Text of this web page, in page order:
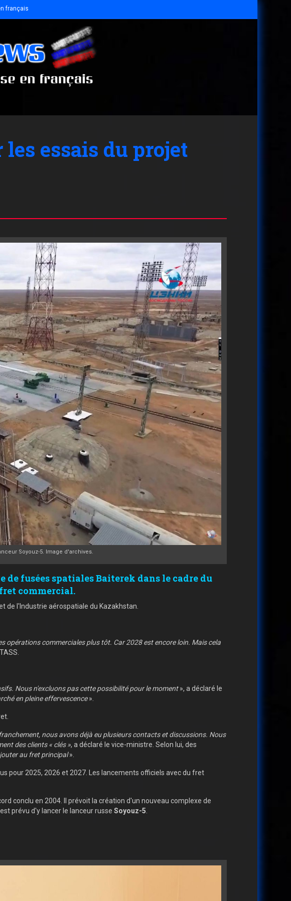
français
essais du projet
Soyouz-5. Image d'archives.
fusées spatiales Baiterek dans le cadre du
commercial.
de l'Industrie aérospatiale du Kazakhstan.
opérations commerciales plus tôt. Car 2028 est encore loin. Mais cela
Nous n'excluons pas cette possibilité pour le moment», a déclaré le
en pleine effervescence».
nous avons déjà eu plusieurs contacts et discussions. Nous
des clients « clés », a déclaré le vice-ministre. Selon lui, des
au fret principal».
pour 2025, 2026 et 2027. Les lancements officiels avec du fret
conclu en 2004. Il prévoit la création d'un nouveau complexe de
prévu d'y lancer le lanceur russe Soyouz-5